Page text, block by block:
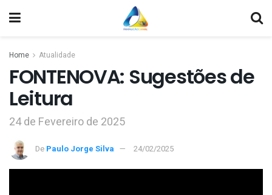
Home Atualidade
FONTENOVA: Sugestões de
Leitura
24 de Fevereiro de 2025
De Paulo Jorge Silva 24/02/2025